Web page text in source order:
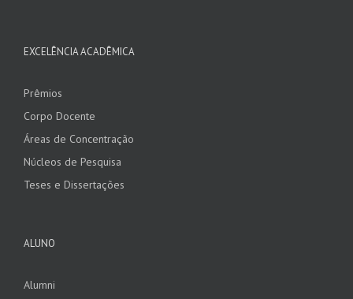
EXCELÊNCIA ACADÊMICA
Prêmios
Corpo Docente
Áreas de Concentração
Núcleos de Pesquisa
Teses e Dissertações
ALUNO
Alumni